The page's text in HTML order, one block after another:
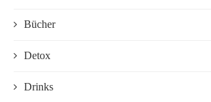
Bücher
Detox
Drinks